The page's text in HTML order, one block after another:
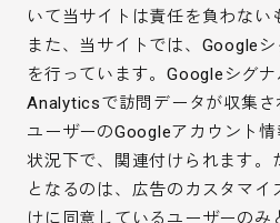
いて当サイトは責任を負わない
また、当サイトでは、Google
を行っています。Googleシグ
Analyticsで訪問データが収集
ユーザーのGoogleアカウント
状況下で、関連付けられます。
となるのは、広告のカスタマ
けに同意しているユーザーのみ